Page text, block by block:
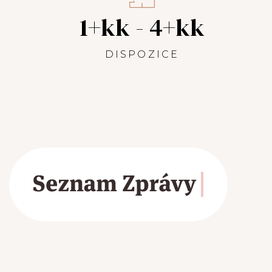
1+kk - 4+kk
DISPOZICE